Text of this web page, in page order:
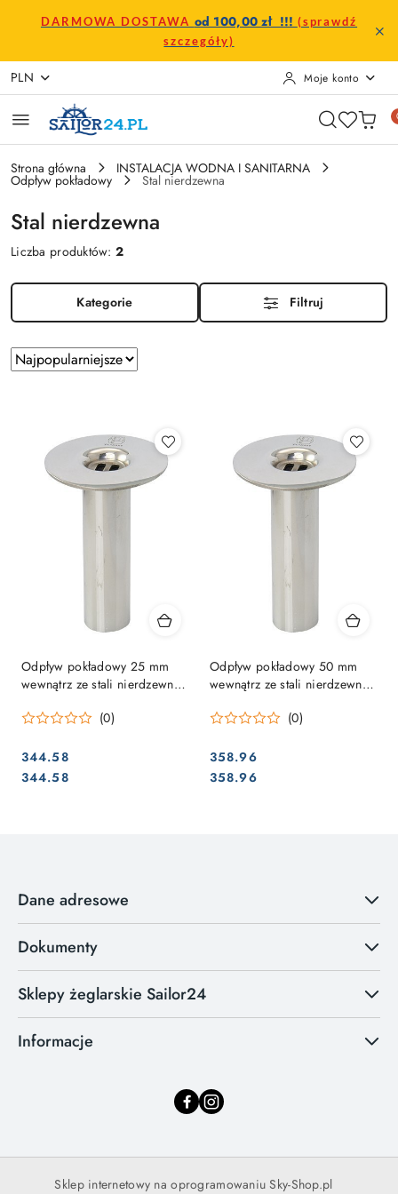
Przejdź do treści głównej
Przejdź do wyszukiwarki
Przejdź do moje konto
Przejdź do menu głównego
Przejdź do stopki
DARMOWA DOSTAWA od 100,00 zł !!! (sprawdź
szczegóły)
PLN Moje konto
Strona główna INSTALACJA WODNA I SANITARNA
Odpływ pokładowy Stal nierdzewna
Stal nierdzewna
Liczba produktów:2
Kategorie Filtruj
Zastosowano
sortowanie:
Sortuj
według
Odpływ pokładowy 25 mm
wewnątrz ze stali nierdzewnej
(0)
Cena:
344.58
Cena:
344.58
Odpływ pokładowy 50 mm
wewnątrz ze stali nierdzewnej
(0)
Cena:
358.96
Cena:
358.96
Dane adresowe
Dokumenty
Sklepy żeglarskie Sailor24
Informacje
Sklep internetowy na oprogramowaniu Sky-Shop.pl